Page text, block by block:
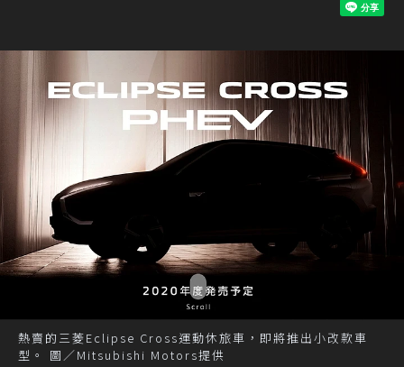
熱賣的三菱Eclipse Cross運動休旅車，即將推出小改款車
型。 圖／Mitsubishi Motors提供